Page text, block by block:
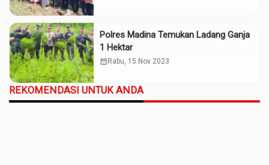
Polres Madina Temukan Ladang Ganja
1 Hektar
calendar_month Rabu, 15 Nov 2023
REKOMENDASI UNTUK ANDA